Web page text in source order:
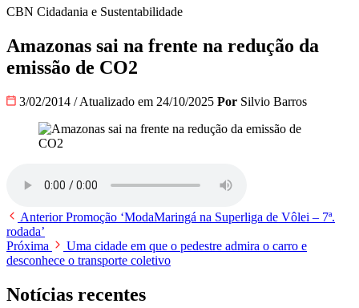
CBN Cidadania e Sustentabilidade
Amazonas sai na frente na redução da
emissão de CO2
3/02/2014 / Atualizado em 24/10/2025 Por Silvio Barros
AnteriorPromoção ‘ModaMaringá na Superliga de Vôlei – 7ª.
rodada’
Próxima
Uma cidade em que o pedestre admira o carro e
desconhece o transporte coletivo
Notícias recentes